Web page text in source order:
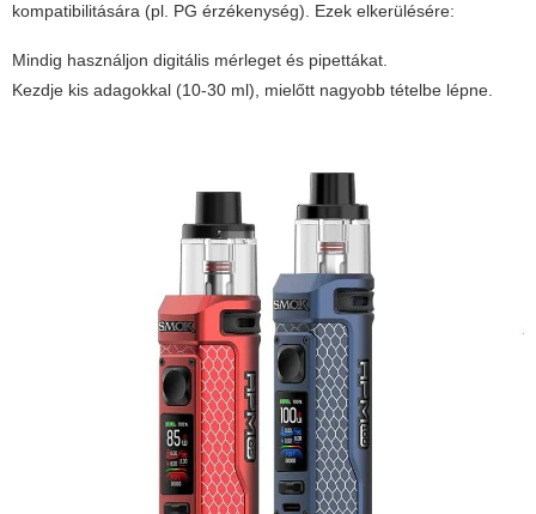
kompatibilitására (pl. PG érzékenység). Ezek elkerülésére:
Mindig használjon digitális mérleget és pipettákat.
Kezdje kis adagokkal (10-30 ml), mielőtt nagyobb tételbe lépne.